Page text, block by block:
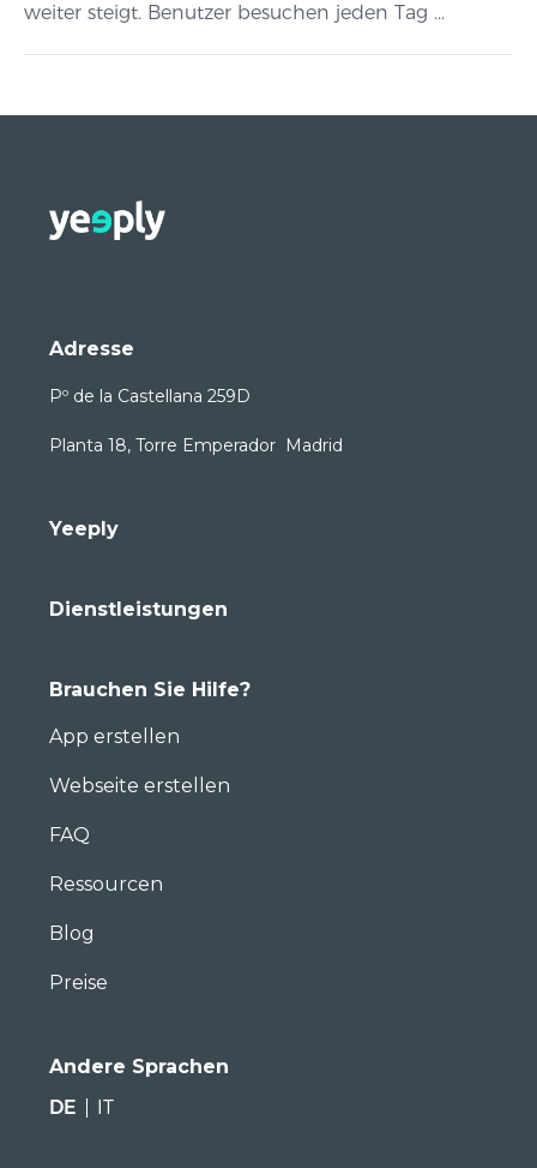
weiter steigt. Benutzer besuchen jeden Tag ...
Adresse
Pº de la Castellana 259D
Planta 18, Torre Emperador Madrid
Yeeply
Dienstleistungen
Brauchen Sie Hilfe?
App erstellen
Webseite erstellen
FAQ
Ressourcen
Blog
Preise
Andere Sprachen
DE
IT